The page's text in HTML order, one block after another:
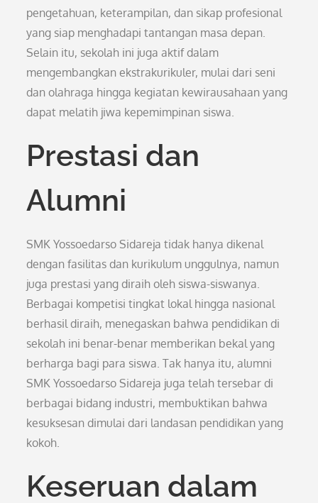
pengetahuan, keterampilan, dan sikap profesional
yang siap menghadapi tantangan masa depan.
Selain itu, sekolah ini juga aktif dalam
mengembangkan ekstrakurikuler, mulai dari seni
dan olahraga hingga kegiatan kewirausahaan yang
dapat melatih jiwa kepemimpinan siswa.
Prestasi dan
Alumni
SMK Yossoedarso Sidareja tidak hanya dikenal
dengan fasilitas dan kurikulum unggulnya, namun
juga prestasi yang diraih oleh siswa-siswanya.
Berbagai kompetisi tingkat lokal hingga nasional
berhasil diraih, menegaskan bahwa pendidikan di
sekolah ini benar-benar memberikan bekal yang
berharga bagi para siswa. Tak hanya itu, alumni
SMK Yossoedarso Sidareja juga telah tersebar di
berbagai bidang industri, membuktikan bahwa
kesuksesan dimulai dari landasan pendidikan yang
kokoh.
Keseruan dalam